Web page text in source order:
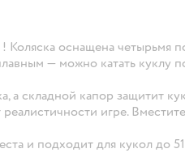
Коляска оснащена четырьмя
— можно катать куклу
а складной капор защитит
игре.
и подходит для кукол до